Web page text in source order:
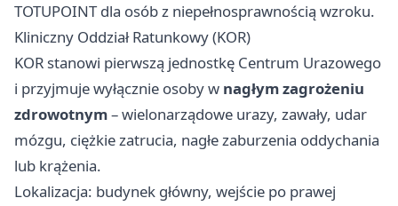
TOTUPOINT dla osób z niepełnosprawnością wzroku.
Kliniczny Oddział Ratunkowy (KOR)
KOR stanowi pierwszą jednostkę Centrum Urazowego
i przyjmuje wyłącznie osoby w nagłym zagrożeniu
zdrowotnym– wielonarządowe urazy, zawały, udar
mózgu, ciężkie zatrucia, nagłe zaburzenia oddychania
lub krążenia.
Lokalizacja: budynek główny, wejście po prawej